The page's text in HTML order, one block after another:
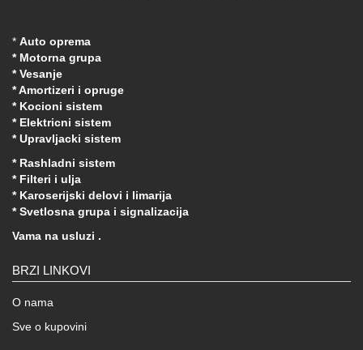
* Auto oprema
* Motorna grupa
* Vesanje
* Amortizeri i opruge
* Kocioni sistem
* Elektricni sistem
* Upravljacki sistem
* Rashladni sistem
* Filteri i ulja
* Karoserijski delovi i limarija
* Svetlosna grupa i signalizacija
Vama na usluzi .
BRZI LINKOVI
O nama
Sve o kupovini